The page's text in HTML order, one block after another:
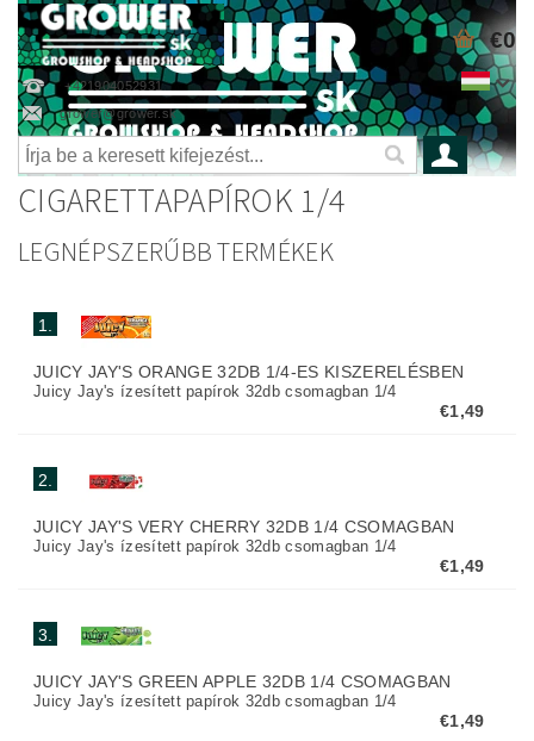
+421904052931
grower@grower.sk
€0
CIGARETTAPAPÍROK 1/4
LEGNÉPSZERŰBB TERMÉKEK
1.
JUICY JAY'S ORANGE 32DB 1/4-ES KISZERELÉSBEN
Juicy Jay's ízesített papírok 32db csomagban 1/4
€1,49
2.
JUICY JAY'S VERY CHERRY 32DB 1/4 CSOMAGBAN
Juicy Jay's ízesített papírok 32db csomagban 1/4
€1,49
3.
JUICY JAY'S GREEN APPLE 32DB 1/4 CSOMAGBAN
Juicy Jay's ízesített papírok 32db csomagban 1/4
€1,49